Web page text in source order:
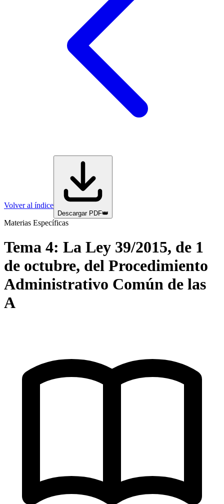
Volver al índice
Descargar PDF👑
Materias Específicas
Tema 4: La Ley 39/2015, de 1
de octubre, del Procedimiento
Administrativo Común de las
A